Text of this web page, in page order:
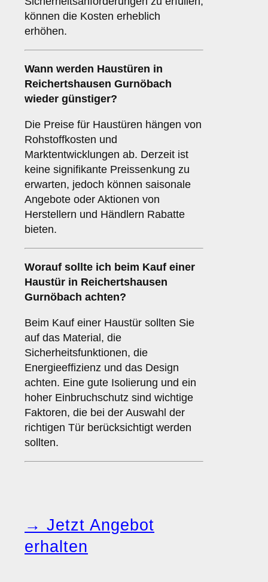
können die Kosten erheblich
erhöhen.
Wann werden Haustüren in
Reichertshausen Gurnöbach
wieder günstiger?
Die Preise für Haustüren hängen von
Rohstoffkosten und
Marktentwicklungen ab. Derzeit ist
keine signifikante Preissenkung zu
erwarten, jedoch können saisonale
Angebote oder Aktionen von
Herstellern und Händlern Rabatte
bieten.
Worauf sollte ich beim Kauf einer
Haustür in Reichertshausen
Gurnöbach achten?
Beim Kauf einer Haustür sollten Sie
auf das Material, die
Sicherheitsfunktionen, die
Energieeffizienz und das Design
achten. Eine gute Isolierung und ein
hoher Einbruchschutz sind wichtige
Faktoren, die bei der Auswahl der
richtigen Tür berücksichtigt werden
sollten.
→ Jetzt Angebot
erhalten